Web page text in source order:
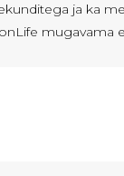
ja ka
mugavama